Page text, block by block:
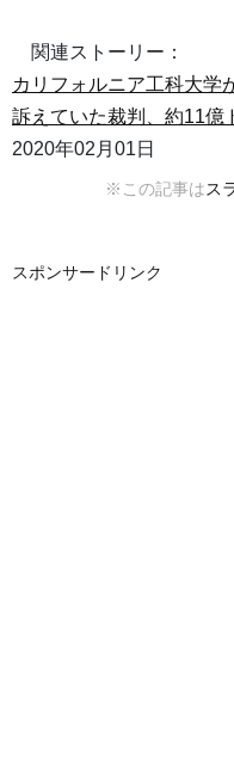
関連ストーリー：
カリフォルニア工科大学
訴えていた裁判、約11億
2020年02月01日
※この記事はス
スポンサードリンク